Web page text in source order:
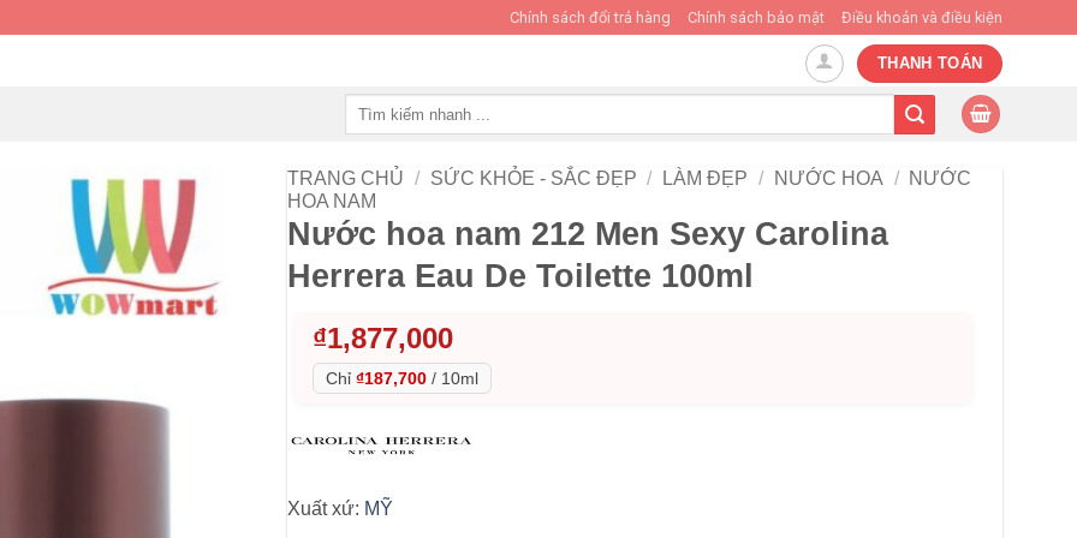
Chính sách đổi trả hàng Chính sách bảo mật Điều khoản và điều kiện
THANH TOÁN
TRANG CHỦ / SỨC KHỎE - SẮC ĐẸP / LÀM ĐẸP / NƯỚC HOA /
NƯỚC
HOA NAM
Nước hoa nam 212 Men Sexy Carolina
Herrera Eau De Toilette 100ml
₫1,877,000
Chỉ ₫187,700 / 10ml
Xuất xứ: MỸ